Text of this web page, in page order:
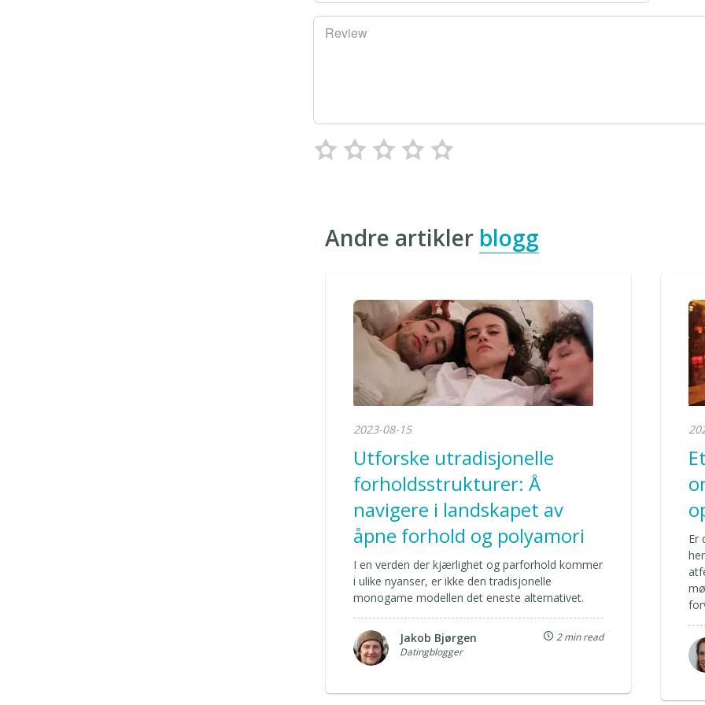
Review
Andre artikler blogg
2023-08-15
Utforske utradisjonelle
forholdsstrukturer: Å
navigere i landskapet av
åpne forhold og polyamori
I en verden der kjærlighet og parforhold kommer
i ulike nyanser, er ikke den tradisjonelle
monogame modellen det eneste alternativet.
Jakob Bjørgen
Datingblogger
2 min read
Er